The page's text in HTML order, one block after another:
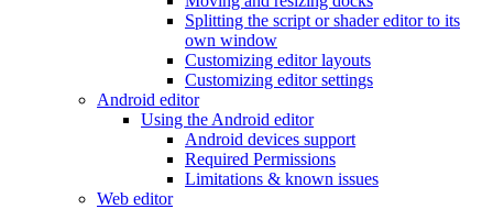
Splitting the script or shader editor to its
own window
Customizing editor layouts
Customizing editor settings
Android editor
Using the Android editor
Android devices support
Required Permissions
Limitations & known issues
Web editor